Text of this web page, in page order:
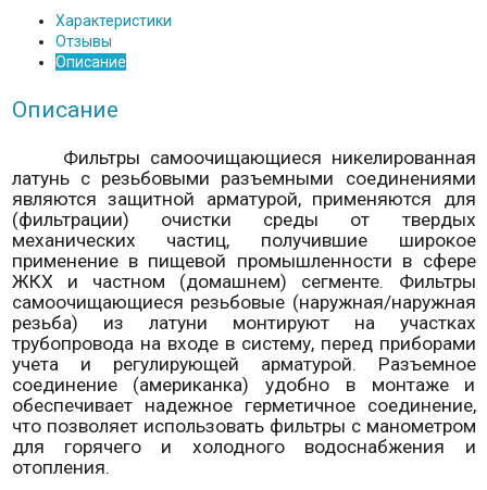
Характеристики
Отзывы
Описание
Описание
Фильтры самоочищающиеся никелированная
латунь с резьбовыми разъемными соединениями
являются защитной арматурой, применяются для
(фильтрации) очистки среды от твердых
механических частиц, получившие широкое
применение в пищевой промышленности в сфере
ЖКХ и частном (домашнем) сегменте. Фильтры
самоочищающиеся резьбовые (наружная/наружная
резьба) из латуни монтируют на участках
трубопровода на входе в систему, перед приборами
учета и регулирующей арматурой. Разъемное
соединение (американка) удобно в монтаже и
обеспечивает надежное герметичное соединение,
что позволяет использовать фильтры с манометром
для горячего и холодного водоснабжения и
отопления.